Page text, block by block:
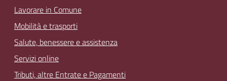
Lavorare in Comune
Mobilità e trasporti
Salute, benessere e assistenza
Servizi online
Tributi, altre Entrate e Pagamenti